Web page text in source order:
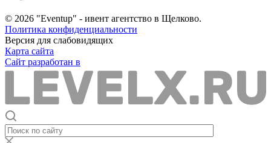
© 2026 "Eventup" - ивент агентство в Щелково.
Политика конфиденциальности
Версия для слабовидящих
Карта сайта
Сайт разработан в